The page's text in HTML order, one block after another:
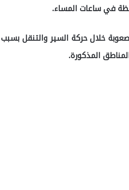
في ساعات المساء.
خلال حركة السير والتنقل
المذكورة.